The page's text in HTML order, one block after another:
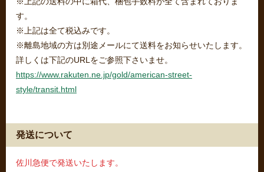
す。
※上記は全て税込みです。
※離島地域の方は別途メールにて送料をお知らせいたします。
詳しくは下記のURLをご参照下さいませ。
https://www.rakuten.ne.jp/gold/american-street-
style/transit.html
発送について
佐川急便で発送いたします。